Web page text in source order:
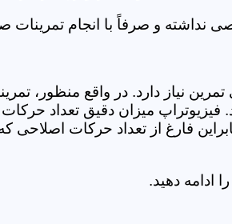
و صرفاً با انجام
نیاز دارد. در واقع
میزان دقیق تعداد
فارغ از تعداد حرکات اصلاحی که
ادامه دهید.